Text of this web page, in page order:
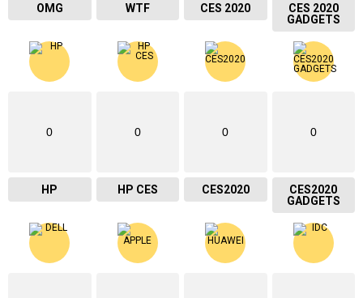
OMG WTF CES 2020
CES 2020
GADGETS
0
HP
0
HP CES
0
CES2020
0
CES2020
GADGETS